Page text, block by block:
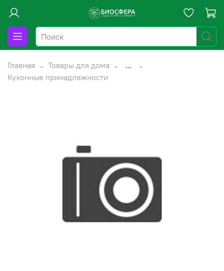
Главная Товары для дома
...
Кухонные принадлежности